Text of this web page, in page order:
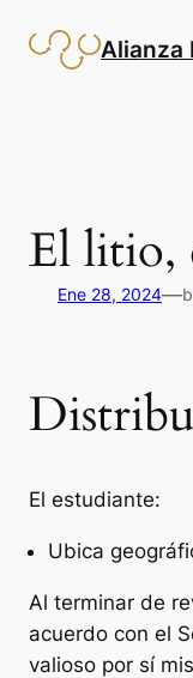
contenido
Alianza
El litio,
Ene 28, 2024—
El estudiante:
Ubica
Al terminar de
acuerdo con el
valioso por sí